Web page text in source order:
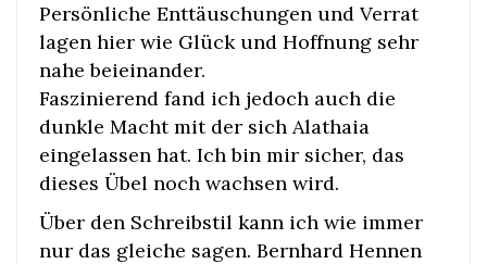
Persönliche Enttäuschungen und Verrat
lagen hier wie Glück und Hoffnung sehr
nahe beieinander.
Faszinierend fand ich jedoch auch die
dunkle Macht mit der sich Alathaia
eingelassen hat. Ich bin mir sicher, das
dieses Übel noch wachsen wird.
Über den Schreibstil kann ich wie immer
nur das gleiche sagen. Bernhard Hennen